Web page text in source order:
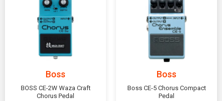
Boss
BOSS CE-2W Waza Craft
Chorus Pedal
Boss
Boss CE-5 Chorus Compact
Pedal